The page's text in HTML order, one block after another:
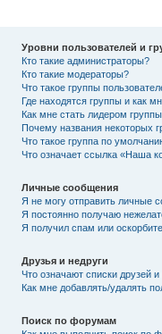
Уровни пользователей и
Кто такие администраторы?
Кто такие модераторы?
Что такое группы
Где находятся группы и как
Как мне стать лидером
Почему названия некоторых
Что такое группа по
Что означает ссылка «Наша
Личные сообщения
Я не могу отправить личные
Я постоянно получаю
Я получил спам или
Друзья и недруги
Что означают списки друзей и
Как мне добавлять/удалять
Поиск по форумам